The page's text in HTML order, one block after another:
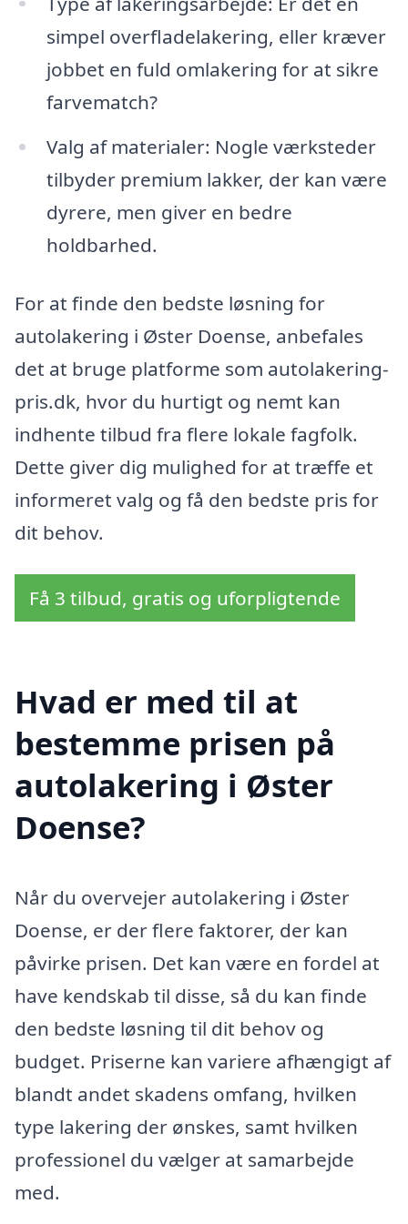
simpel overfladelakering, eller kræver
jobbet en fuld omlakering for at sikre
farvematch?
Valg af materialer: Nogle værksteder
tilbyder premium lakker, der kan være
dyrere, men giver en bedre
holdbarhed.
For at finde den bedste løsning for
autolakering i Øster Doense, anbefales
det at bruge platforme som autolakering-
pris.dk, hvor du hurtigt og nemt kan
indhente tilbud fra flere lokale fagfolk.
Dette giver dig mulighed for at træffe et
informeret valg og få den bedste pris for
dit behov.
Få 3 tilbud, gratis og uforpligtende
Hvad er med til at
bestemme prisen på
autolakering i Øster
Doense?
Når du overvejer autolakering i Øster
Doense, er der flere faktorer, der kan
påvirke prisen. Det kan være en fordel at
have kendskab til disse, så du kan finde
den bedste løsning til dit behov og
budget. Priserne kan variere afhængigt af
blandt andet skadens omfang, hvilken
type lakering der ønskes, samt hvilken
professionel du vælger at samarbejde
med.